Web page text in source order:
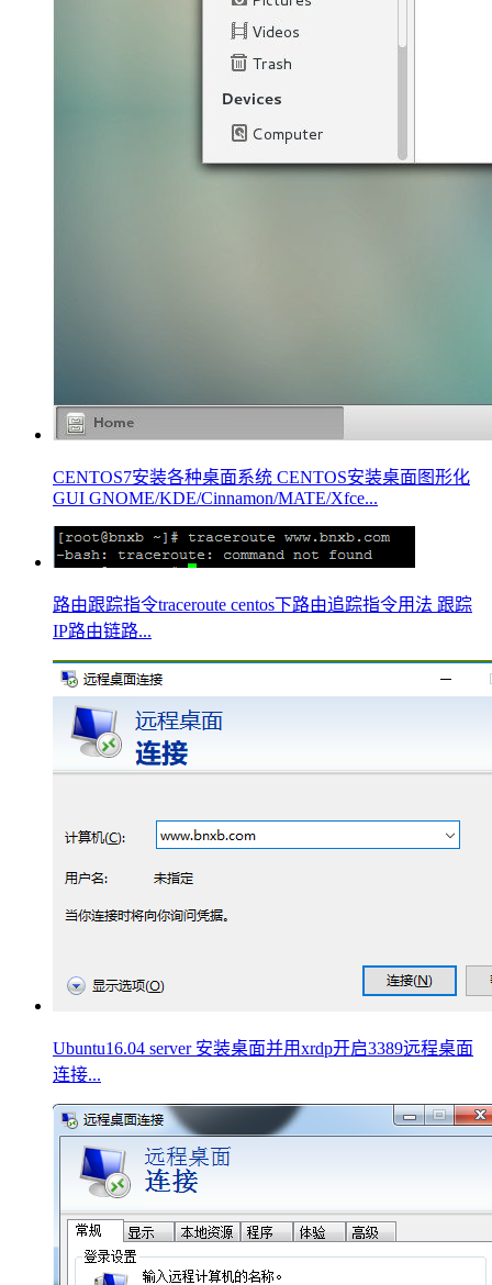
CENTOS7安装各种桌面系统 CENTOS安装桌面图形化
GUI GNOME/KDE/Cinnamon/MATE/Xfce...
路由跟踪指令traceroute centos下路由追踪指令用法 跟踪
IP路由链路...
Ubuntu16.04 server 安装桌面并用xrdp开启3389远程桌面
连接...